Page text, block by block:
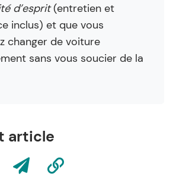
d’esprit(entretien et
inclus) et que vous
changer de voiture
sans vous soucier de la
article